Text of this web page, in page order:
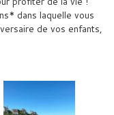
dans laquelle vous
de vos enfants,